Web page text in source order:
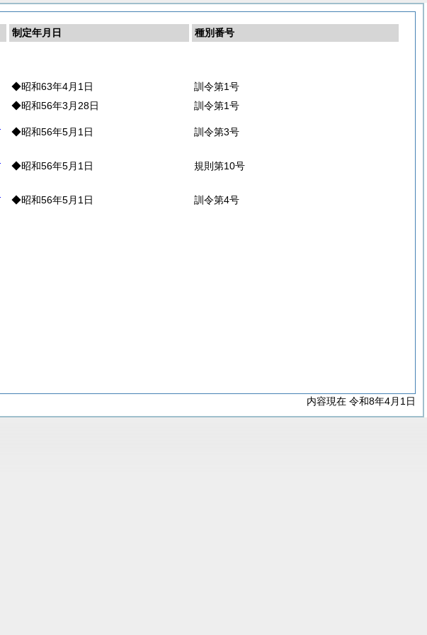
制定年月日
種別番号
◆昭和63年4月1日
訓令第1号
◆昭和56年3月28日
訓令第1号
◆昭和56年5月1日 訓令第3号
◆昭和56年5月1日 規則第10号
◆昭和56年5月1日 訓令第4号
内容現在 令和8年4月1日